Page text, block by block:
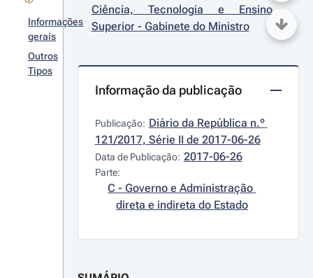
Informações
gerais
Outros
Tipos
Ciência, Tecnologia e Ensino
Superior - Gabinete do Ministro
Informação da publicação
Publicação: Diário da República n.º
121/2017, Série II de 2017-06-26
Data de Publicação: 2017-06-26
Parte:
C - Governo e Administração
direta e indireta do Estado